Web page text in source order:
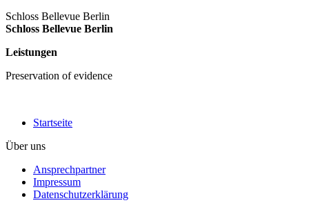
Schloss Bellevue Berlin
Schloss Bellevue Berlin
Leistungen
Preservation of evidence
Startseite
Über uns
Ansprechpartner
Impressum
Datenschutzerklärung